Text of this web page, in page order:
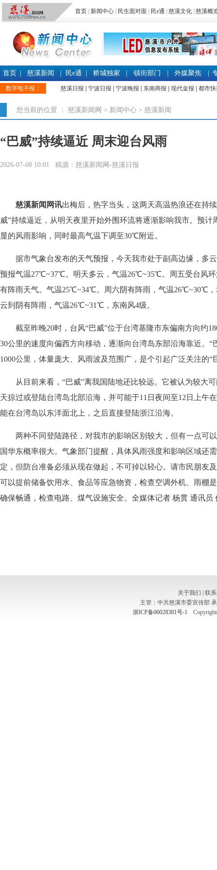
首页 新闻中心 民生面对面 民e通 慈溪文化 慈溪概
首页 慈溪新闻 民e通 桥城独家 镇街部门 外媒聚焦
数字电子报： 慈溪日报 宁波日报 宁波晚报 东南商报 现代金报 都市
您当前的位置 ： 慈溪新闻网 > 新闻中心 > 慈溪新闻
“巴威”持续逼近 周末迎台风雨
2026-07-08 10:01 稿源：慈溪新闻网-慈溪日报
慈溪新闻网讯出梅后，热字当头，这两天高温热浪还在持
威”持续逼近，从明天夜里开始外围环流将逐渐影响我市。预计
显的风雨影响，同时最高气温下调至30℃附近。
据市气象台发布的天气预报，今天我市处于副高边缘，多
预报气温27℃~37℃。明天多云，气温26℃~35℃。周五受台风
有阵雨天气。气温25℃~34℃。周六阴有阵雨，气温26℃~30℃，
云到阴有阵雨，气温26℃~31℃，东南风4级。
截至昨晚20时，台风“巴威”位于台湾基隆市东偏南方向约
30公里的速度向偏西方向移动，逐渐向台湾岛东部沿海靠近。“
1000公里，体量庞大、风雨波及范围广，是个引起广泛关注的“
从目前来看，“巴威”离我国陆地还比较远。它被认为较大可
天掠过或登陆台湾岛北部沿海，并可能于11日夜间至12日上午
能在台湾岛以东洋面北上，之后直接登陆浙江沿海。
两种不同登陆路径，对我市的影响区别较大，但有一点可以
国华东概率很大。气象部门提醒，具体风雨强度和影响区域还
定，但防台准备必须从现在做起，不可掉以轻心。请市民朋友
可以提前储备饮用水、食品等应急物资，检查空调外机、雨棚
确保畅通，检查电路、煤气设施安全。全媒体记者 杨贯 通讯员
关于我们
联
主管：中共慈溪市委宣传部
浙ICP备06028381号-1